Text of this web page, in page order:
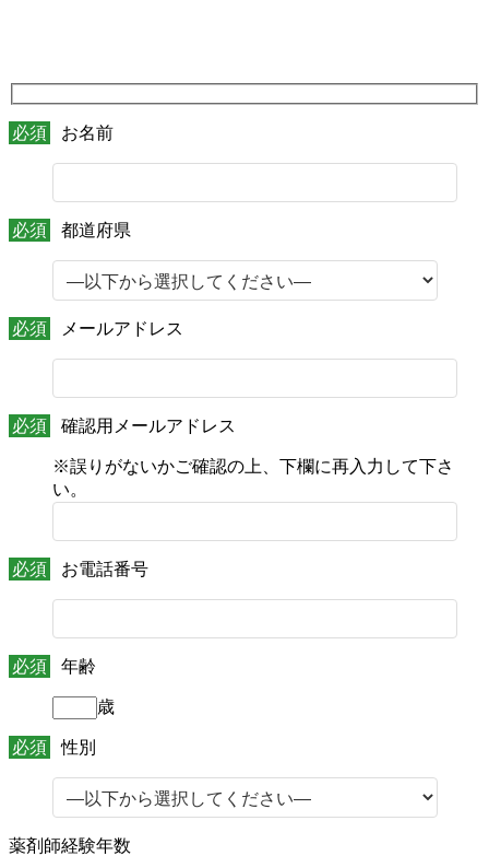
必須 お名前
必須 都道府県
必須 メールアドレス
必須 確認用メールアドレス
※誤りがないかご確認の上、下欄に再入力して下さ
い。
必須 お電話番号
必須 年齢
歳
必須 性別
薬剤師経験年数